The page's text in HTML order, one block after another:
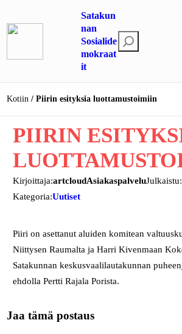
sisältöön
Satakun
nan
Sosialide
mokraat
it
t
i
Kotiin Piirin esityksia luottamustoimiin
PIIRIN
Kirjoittaja:artcloudAsiakaspalveluJulkaistu:
Kategoria:Uutiset
Piiri on asettanut aluiden komitean
Niittysen Raumalta ja Harri Kivenmaan
Satakunnan keskusvaalilautakunnan
ehdolla Pertti Rajala Porista.
Jaa tämä postaus